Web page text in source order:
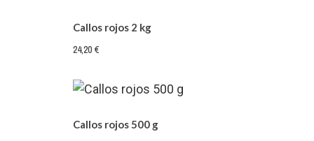
Callos rojos 2 kg
24,20 €
Callos rojos 500 g